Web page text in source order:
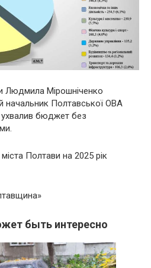
Людмила Мірошніченко
начальник Полтавської ОВА
ухвалив бюджет без
Полтави на 2025 рік
быть интересно